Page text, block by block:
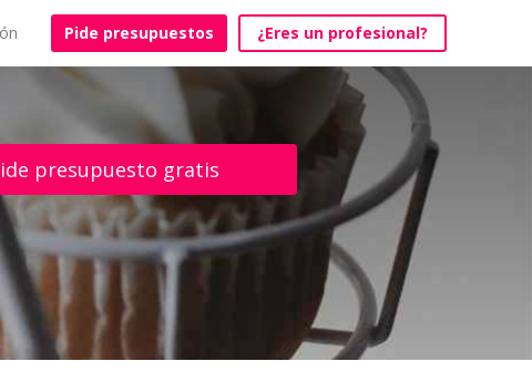
Pide presupuestos ¿Eres un profesional?
presupuesto gratis